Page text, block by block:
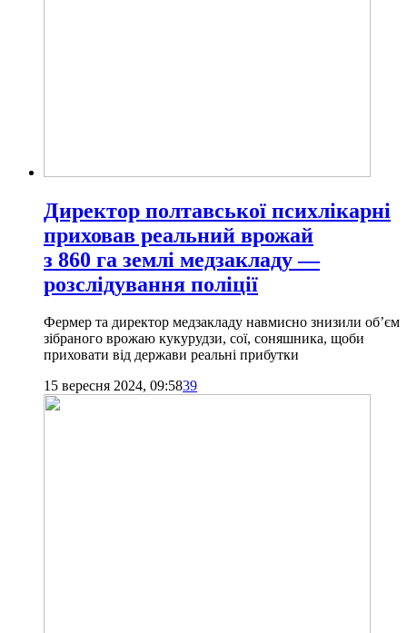
Директор полтавської психлікарні
приховав реальний врожай
з 860 га землі медзакладу —
розслідування поліції
Фермер та директор медзакладу навмисно знизили об’єм
зібраного врожаю кукурудзи, сої, соняшника, щоби
приховати від держави реальні прибутки
15 вересня 2024, 09:5839